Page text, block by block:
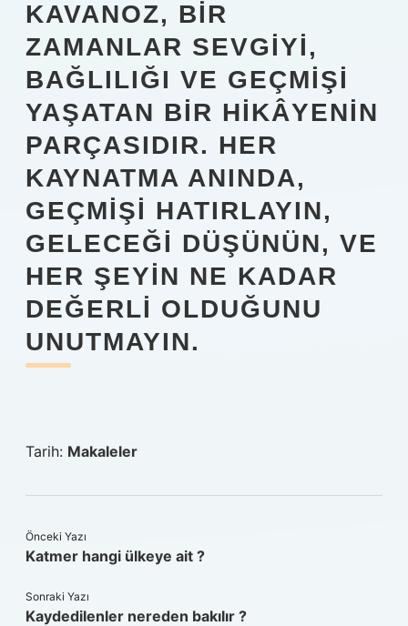
KAVANOZ, BIR
ZAMANLAR SEVGIYI,
BAĞLILIĞI VE GEÇMIŞI
YAŞATAN BIR HIKÂYENIN
PARÇASIDIR. HER
KAYNATMA ANINDA,
GEÇMIŞI HATIRLAYIN,
GELECEĞI DÜŞÜNÜN, VE
HER ŞEYIN NE KADAR
DEĞERLI OLDUĞUNU
UNUTMAYIN.
Tarih: Makaleler
Önceki Yazı
Katmer hangi ülkeye ait ?
Sonraki Yazı
Kaydedilenler nereden bakılır ?